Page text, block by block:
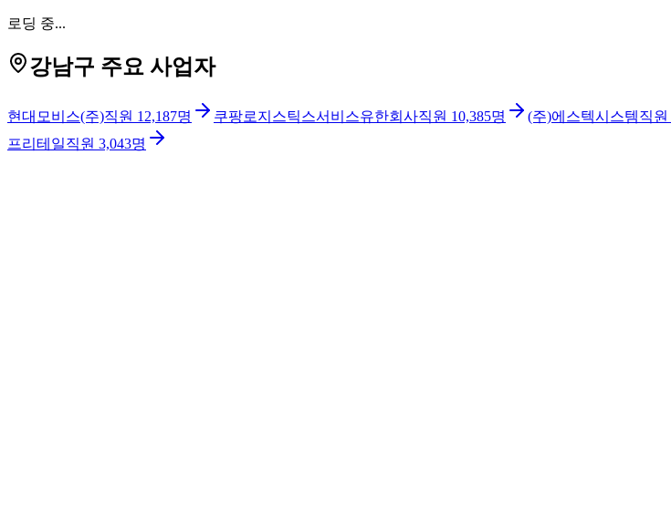
로딩 중...
강남구 주요 사업자
현대모비스(주)직원 12,187명 쿠팡로지스틱스서비스유한회사직원 10,385명 (주)에스텍시스템직원
프리테일직원 3,043명